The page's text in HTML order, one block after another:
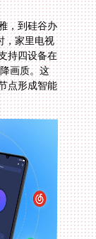
，到硅谷办
，家里电视
持四设备在
降画质。这
点形成智能